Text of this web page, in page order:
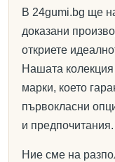
В 24gumi.bg ще
доказани
откриете
Нашата
марки, което
първокласни
и предпочитания.
Ние сме на